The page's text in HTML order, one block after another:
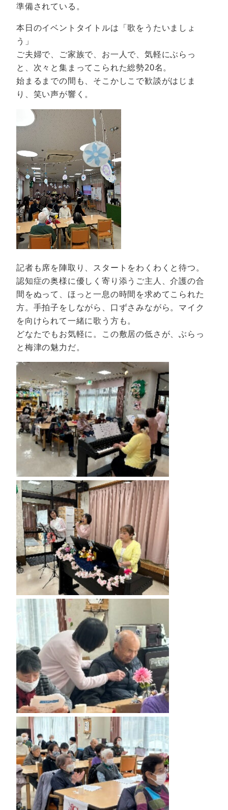
準備されている。
本日のイベントタイトルは「歌をうたいましょ
う」
ご夫婦で、ご家族で、お一人で、気軽にぶらっ
と、次々と集まってこられた総勢20名。
始まるまでの間も、そこかしこで歓談がはじま
り、笑い声が響く。
記者も席を陣取り、スタートをわくわくと待つ。
認知症の奥様に優しく寄り添うご主人、介護の合
間をぬって、ほっと一息の時間を求めてこられた
方。手拍子をしながら、口ずさみながら。マイク
を向けられて一緒に歌う方も。
どなたでもお気軽に。この敷居の低さが、ぶらっ
と梅津の魅力だ。